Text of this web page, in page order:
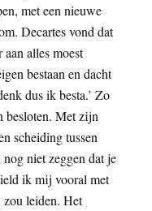
met een nieuwe
Decartes vond dat
aan alles moest
bestaan en dacht
dus ik besta.’ Zo
besloten. Met zijn
scheiding tussen
niet zeggen dat je
ik mij vooral met
leiden. Het